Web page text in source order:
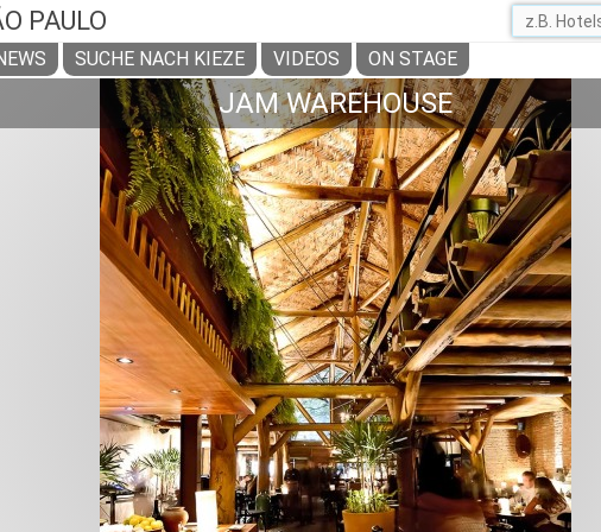
PAULO
SUCHE NACH KIEZE VIDEOS ON STAGE
JAM WAREHOUSE